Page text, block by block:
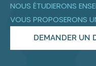
NOUS ÉTUDIERONS
VOUS PROPOSERONS
DEMANDER UN